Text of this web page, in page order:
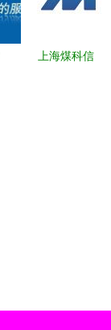
上海煤科信